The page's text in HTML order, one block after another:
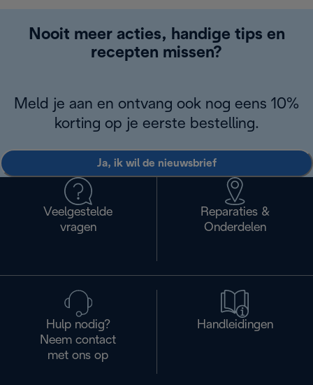
Nooit meer acties, handige tips en
recepten missen?
Meld je aan en ontvang ook nog eens 10%
korting op je eerste bestelling.
Ja, ik wil de nieuwsbrief
Veelgestelde
vragen
Reparaties &
Onderdelen
Hulp nodig?
Neem contact
met ons op
Handleidingen